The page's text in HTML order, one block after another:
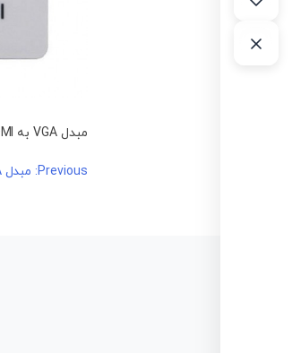
مبدل VGA به HDMI مدل Mini VGA2HDMI Converter FullHD
راهبری
Previous: مبدل VGA به HDMI مدل Mini VGA2HDMI Converter FullHD